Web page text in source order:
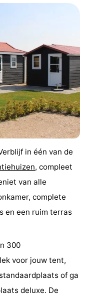
in één van de
, compleet
van alle
complete
en een ruim terras
300
voor jouw tent,
of ga
deluxe. De